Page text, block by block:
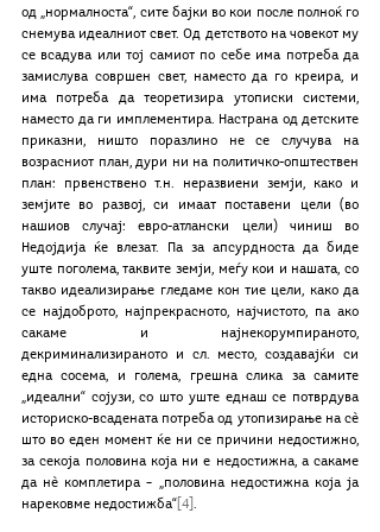
од „нормалноста“, сите бајки во кои после полноќ го
снемува идеалниот свет. Од детството на човекот му
се всадува или тој самиот по себе има потреба да
замислува совршен свет, наместо да го креира, и
има потреба да теоретизира утописки системи,
наместо да ги имплементира. Настрана од детските
приказни, ништо поразлино не се случува на
возрасниот план, дури ни на политичко-општествен
план: првенствено т.н. неразвиени земји, како и
земјите во развој, си имаат поставени цели (во
нашиов случај: евро-атлански цели) чиниш во
Недојдија ќе влезат. Па за апсурдноста да биде
уште поголема, таквите земји, меѓу кои и нашата, со
такво идеализирање гледаме кон тие цели, како да
се најдоброто, најпрекрасното, најчистото, па ако
сакаме и најнекорумпираното,
декриминализираното и сл. место, создавајќи си
една сосема, и голема, грешна слика за самите
„идеални“ сојузи, со што уште еднаш се потврдува
историско-всадената потреба од утопизирање на сè
што во еден момент ќе ни се причини недостижно,
за секоја половина која ни е недостижна, а сакаме
да нè комплетира – „половина недостижна која ја
нарековме недостижба“ [4] .